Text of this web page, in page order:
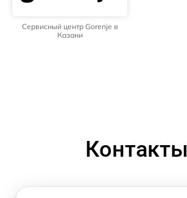
Сервисный центр Gorenje в
Казани
Контакты